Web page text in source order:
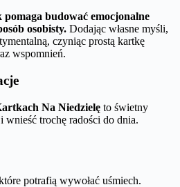
budować emocjonalne
osobisty. Dodając własne myśli,
czyniąc prostą kartkę
wspomnień.
Na Niedzielę to świetny
wnieść trochę radości do dnia.
potrafią wywołać uśmiech.